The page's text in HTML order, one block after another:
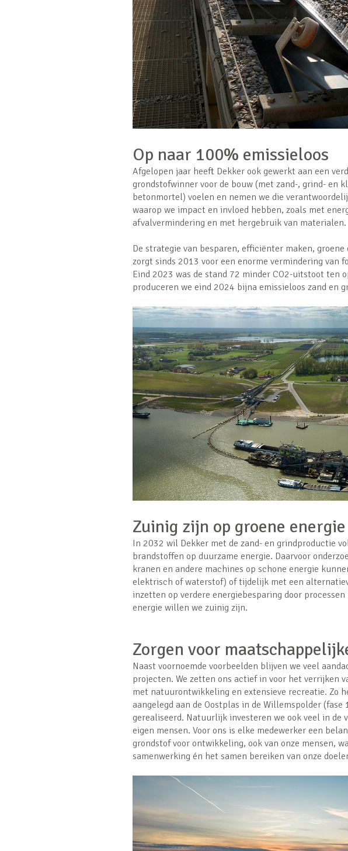
Op naar 100% emissieloos
Afgelopen jaar heeft Dekker ook gewerkt aan een
grondstofwinner voor de bouw (met zand-, grind- en
betonmortel) voelen en nemen we die
waarop we impact en invloed hebben, zoals met
afvalvermindering en met hergebruik van materialen.
De strategie van besparen, efficiënter maken,
zorgt sinds 2013 voor een enorme vermindering van
Eind 2023 was de stand 72 minder CO2-uitstoot ten
produceren we eind 2024 bijna emissieloos zand en
Zuinig zijn op groene energie
In 2032 wil Dekker met de zand- en grindproductie
brandstoffen op duurzame energie. Daarvoor
kranen en andere machines op schone energie
elektrisch of waterstof) of tijdelijk met een
inzetten op verdere energiebesparing door
energie willen we zuinig zijn.
Zorgen voor
Naast voornoemde voorbeelden blijven we veel
projecten. We zetten ons actief in voor het verrijken
met natuurontwikkeling en extensieve recreatie. Zo
aangelegd aan de Oostplas in de Willemspolder (fase
gerealiseerd. Natuurlijk investeren we ook veel in de
eigen mensen. Voor ons is elke medewerker een
grondstof voor ontwikkeling, ook van onze mensen,
samenwerking én het samen bereiken van onze